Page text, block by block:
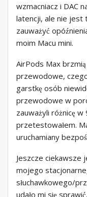
wzmacniacz i DAC
latencji, ale nie jest
zauważyć
moim Macu mini.
AirPods Max
przewodowe,
garstkę osób
przewodowe w
zauważyli różnicę
przetestowałem.
uruchamiany
Jeszcze ciekawsze
mojego
słuchawkowego/
udało mi się